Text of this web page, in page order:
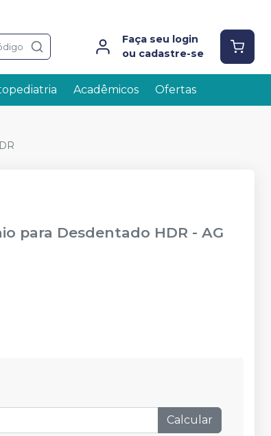
Faça seu login
ou cadastre-se
Acadêmicos Ofertas
para Desdentado HDR -AG
Calcular